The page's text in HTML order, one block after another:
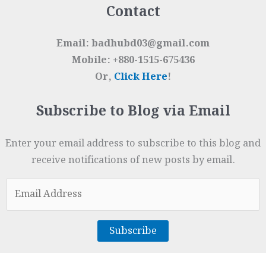
Contact
Email: badhubd03@gmail.com
Mobile: +880-1515-675436
Or, Click Here!
Subscribe to Blog via Email
Enter your email address to subscribe to this blog and
receive notifications of new posts by email.
Address
Subscribe